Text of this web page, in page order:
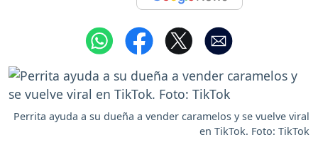
Perrita ayuda a su dueña a vender caramelos y se vuelve viral
en TikTok. Foto: TikTok